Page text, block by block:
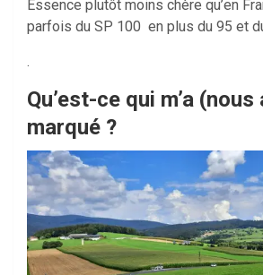
Essence plutôt moins chère qu’en
parfois du SP 100 en plus du 95 et
.
Qu’est-ce qui m’a
marqué ?